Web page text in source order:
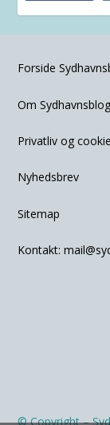
Forside
Om
Privatliv og
Nyhedsbrev
Sitemap
Kontakt:
© Copyright –